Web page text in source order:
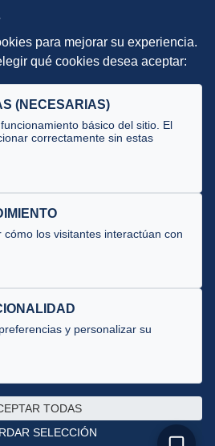
50018 Zaragoza
para mejorar su experiencia.
qué cookies desea aceptar:
(NECESARIAS)
básico del sitio. El
correctamente sin estas
los visitantes interactúan con
y personalizar su
TODAS
SELECCIÓN